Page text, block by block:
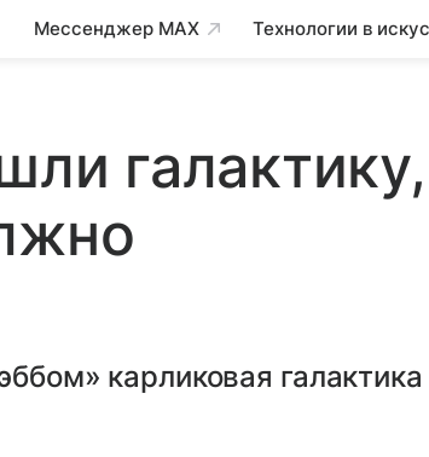
Мессенджер MAX Технологии в
галактику,
карликовая галактика